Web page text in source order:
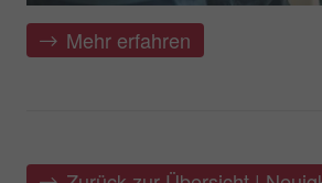
Mehr erfahren